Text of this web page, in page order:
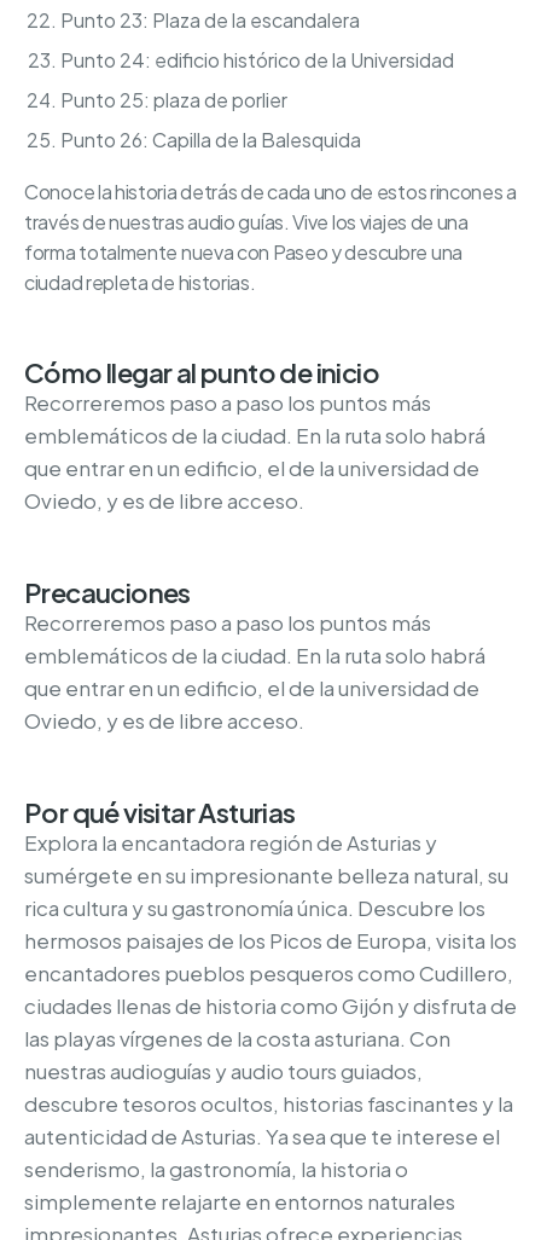
Punto 23: Plaza de la escandalera
Punto 24: edificio histórico de la Universidad
Punto 25: plaza de porlier
Punto 26: Capilla de la Balesquida
Conoce la historia detrás de cada uno de estos rincones a
través de nuestras audio guías. Vive los viajes de una
forma totalmente nueva con Paseo y descubre una
ciudad repleta de historias.
Cómo llegar al punto de inicio
Recorreremos paso a paso los puntos más
emblemáticos de la ciudad. En la ruta solo habrá
que entrar en un edificio, el de la universidad de
Oviedo, y es de libre acceso.
Precauciones
Recorreremos paso a paso los puntos más
emblemáticos de la ciudad. En la ruta solo habrá
que entrar en un edificio, el de la universidad de
Oviedo, y es de libre acceso.
Por qué visitar Asturias
Explora la encantadora región de Asturias y
sumérgete en su impresionante belleza natural, su
rica cultura y su gastronomía única. Descubre los
hermosos paisajes de los Picos de Europa, visita los
encantadores pueblos pesqueros como Cudillero,
ciudades llenas de historia como Gijón y disfruta de
las playas vírgenes de la costa asturiana. Con
nuestras audioguías y audio tours guiados,
descubre tesoros ocultos, historias fascinantes y la
autenticidad de Asturias. Ya sea que te interese el
senderismo, la gastronomía, la historia o
simplemente relajarte en entornos naturales
impresionantes, Asturias ofrece experiencias